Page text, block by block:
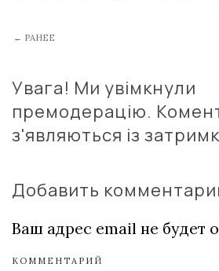
← РАНЕЕ
Увага! Ми увімкнули
премодерацію.
з'являються із
Добавить
Ваш адрес email не будет
КОММЕНТАРИЙ